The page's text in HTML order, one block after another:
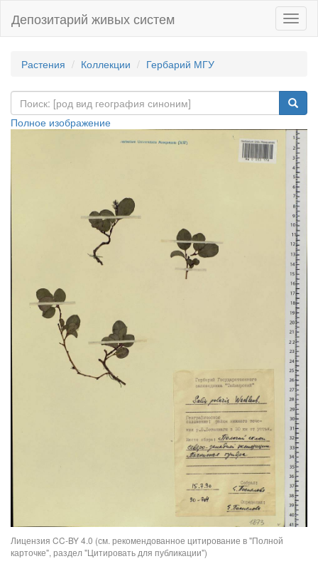
Депозитарий живых систем
Растения Коллекции Гербарий МГУ
Полное изображение
Лицензия CC-BY 4.0 (см. рекомендованное цитирование в "Полной
карточке", раздел "Цитировать для публикации")